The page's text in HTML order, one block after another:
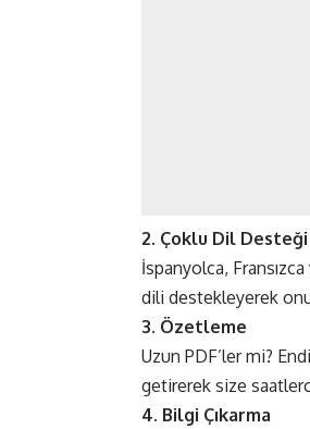
2. Çoklu Dil Desteği
İspanyolca,
dili destekleyerek
3. Özetleme
Uzun PDF’ler mi?
getirerek size
4. Bilgi Çıkarma